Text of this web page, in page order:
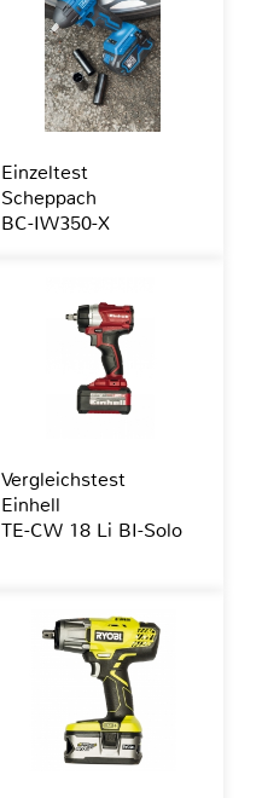
Einzeltest
Scheppach
BC-IW350-X
Vergleichstest
Einhell
TE-CW 18 Li BI-Solo